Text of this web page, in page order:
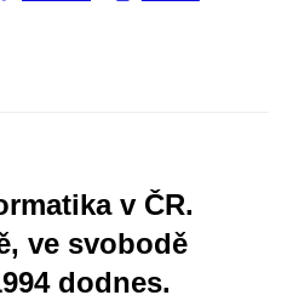
v ČR.
ve svobodě
dodnes.